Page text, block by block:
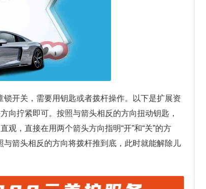
开关，需要用钥匙或者拨杆操作。以下是扩展资
向拧紧即可。按照与箭头相反的方向扭动钥匙，
，直接在用两个箭头方向指明“开”和“关”的方
箭头相反的方向将拨杆推到底，此时就能解除儿